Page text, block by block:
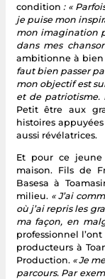
condition : «
je puise mon
mon imagination
dans mes
ambitionne à bien
faut bien passer
mon objectif est
et de patriotisme.
Petit être aux
histoires
aussi révélatrices.
Et pour ce
maison. Fils de
Basesa à
milieu. « J’ai
où j’ai repris les
ma façon, en
professionnel
producteurs à
Production. « Je
parcours. Par